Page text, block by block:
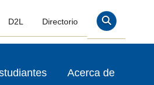
D2L Directorio Buscar En
Acerca de